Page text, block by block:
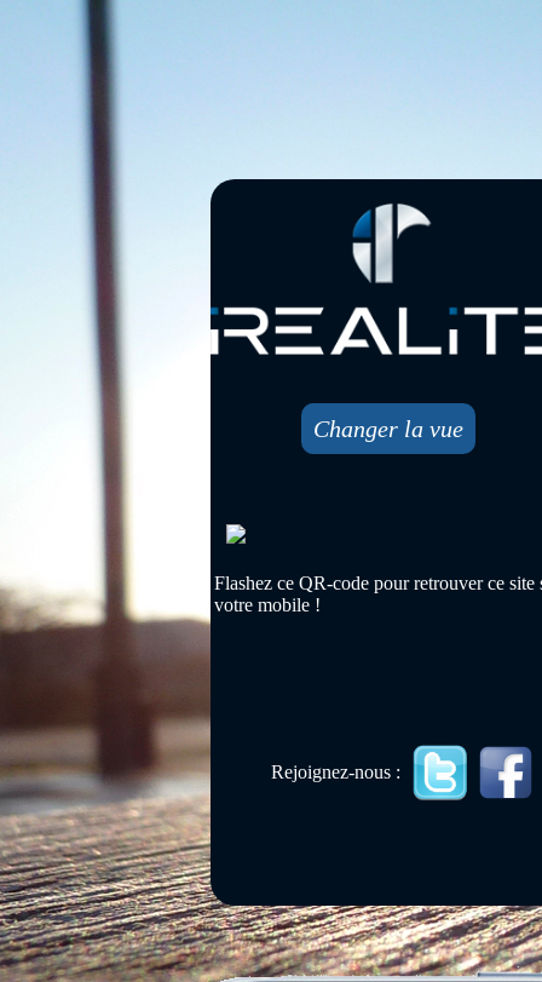
Changer la vue
Flashez ce QR-code pour retrouver ce site
votre mobile !
Rejoignez-nous :